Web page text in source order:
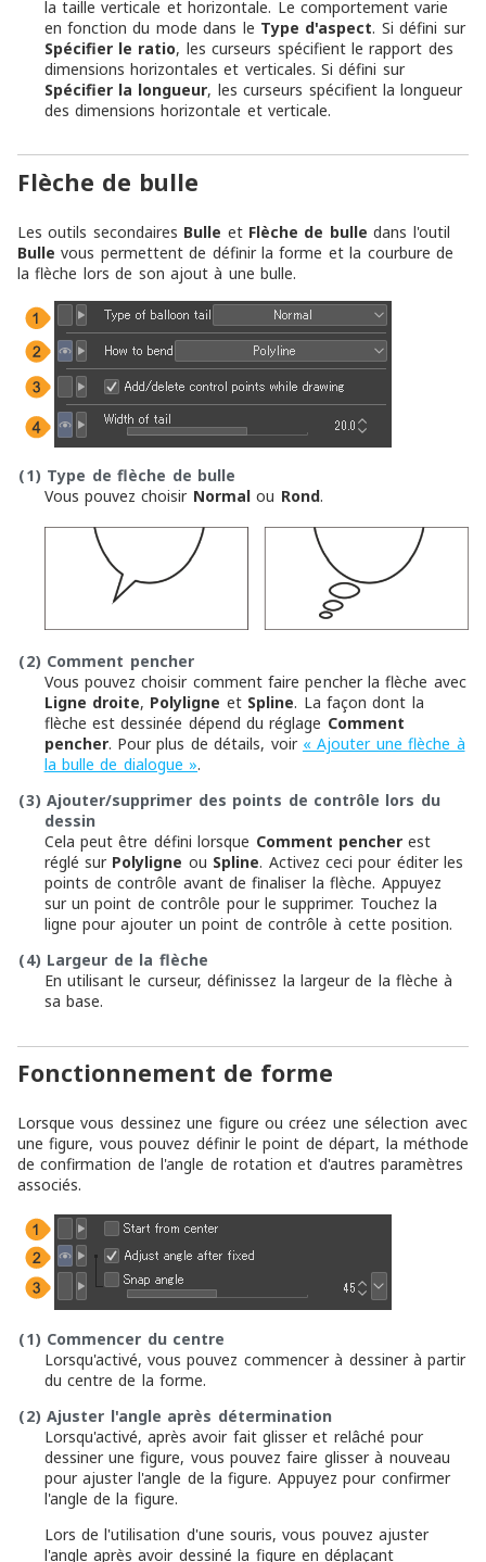
la taille verticale et horizontale. Le comportement varie
en fonction du mode dans le Type d'aspect. Si défini sur
Spécifier le ratio, les curseurs spécifient le rapport des
dimensions horizontales et verticales. Si défini sur
Spécifier la longueur, les curseurs spécifient la longueur
des dimensions horizontale et verticale.
Flèche de bulle
Les outils secondaires Bulle et Flèche de bulle dans l'outil
Bulle vous permettent de définir la forme et la courbure de
la flèche lors de son ajout à une bulle.
(1) Type de flèche de bulle
Vous pouvez choisir Normalou Rond.
(2) Comment pencher
Vous pouvez choisir comment faire pencher la flèche avec
Ligne droite, Polyligne et Spline. La façon dont la
flèche est dessinée dépend du réglage Comment
pencher. Pour plus de détails, voir « Ajouter une flèche à
la bulle de dialogue ».
(3) Ajouter/supprimer des points de contrôle lors du
dessin
Cela peut être défini lorsque Comment pencherest
réglé sur Polyligne ou Spline. Activez ceci pour éditer les
points de contrôle avant de finaliser la flèche. Appuyez
sur un point de contrôle pour le supprimer. Touchez la
ligne pour ajouter un point de contrôle à cette position.
(4) Largeur de la flèche
En utilisant le curseur, définissez la largeur de la flèche à
sa base.
Fonctionnement de forme
Lorsque vous dessinez une figure ou créez une sélection avec
une figure, vous pouvez définir le point de départ, la méthode
de confirmation de l'angle de rotation et d'autres paramètres
associés.
(1) Commencer du centre
Lorsqu'activé, vous pouvez commencer à dessiner à partir
du centre de la forme.
(2) Ajuster l'angle après détermination
Lorsqu'activé, après avoir fait glisser et relâché pour
dessiner une figure, vous pouvez faire glisser à nouveau
pour ajuster l'angle de la figure. Appuyez pour confirmer
l'angle de la figure.
Lors de l'utilisation d'une souris, vous pouvez ajuster
l'angle après avoir dessiné la figure en déplaçant